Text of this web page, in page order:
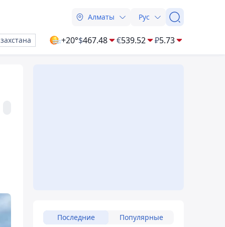
Алматы Рус
+20°$467.48 €539.52 ₽5.73
Последние Популярные